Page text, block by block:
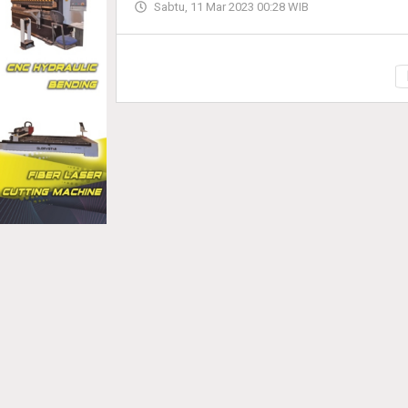
Sabtu, 11 Mar 2023 00:28 WIB